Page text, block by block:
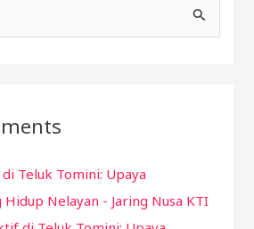
Teluk Tomini: Upaya
Hidup Nelayan - Jaring Nusa KTI